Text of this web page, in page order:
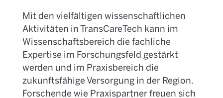
Mit den vielfältigen wissenschaftlichen
Aktivitäten in TransCareTech kann im
Wissenschaftsbereich die fachliche
Expertise im Forschungsfeld gestärkt
werden und im Praxisbereich die
zukunftsfähige Versorgung in der Region.
Forschende wie Praxispartner freuen sich